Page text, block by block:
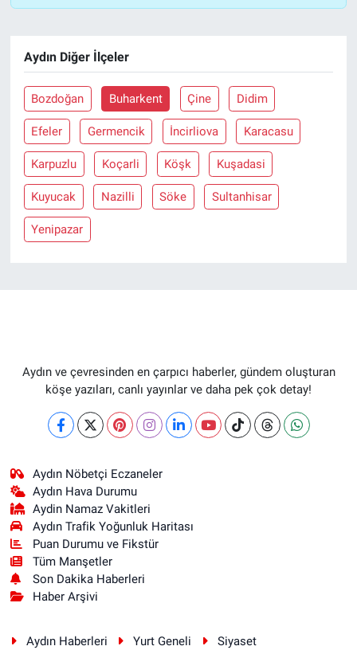
Aydın Diğer İlçeler
Bozdoğan Buharkent Çine Didim
Efeler Germencik İncirliova Karacasu
Karpuzlu Koçarli Köşk Kuşadasi
Kuyucak Nazilli Söke Sultanhisar
Yenipazar
Aydın ve çevresinden en çarpıcı haberler, gündem oluşturan
köşe yazıları, canlı yayınlar ve daha pek çok detay!
Aydın Nöbetçi Eczaneler
Aydın Hava Durumu
Aydin Namaz Vakitleri
Aydın Trafik Yoğunluk Haritası
Puan Durumu ve Fikstür
Tüm Manşetler
Son Dakika Haberleri
Haber Arşivi
Aydın Haberleri Yurt Geneli Siyaset